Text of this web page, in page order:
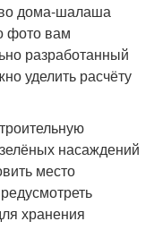
дома-шалаша
фото вам
разработанный
уделить расчёту
насаждений
место
хранения